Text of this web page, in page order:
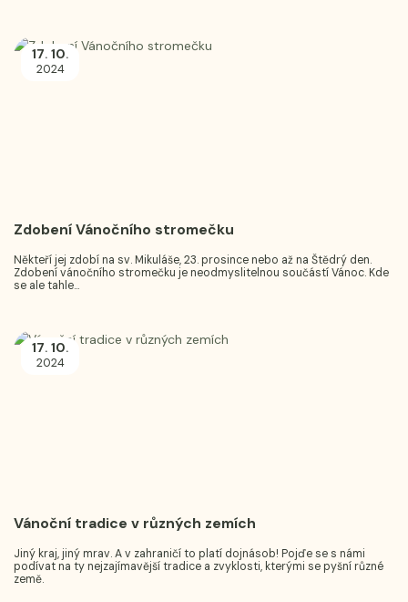
17. 10.
2024
Zdobení Vánočního stromečku
Někteří jej zdobí na sv. Mikuláše, 23. prosince nebo až na Štědrý den.
Zdobení vánočního stromečku je neodmyslitelnou součástí Vánoc. Kde
se ale tahle...
17. 10.
2024
Vánoční tradice v různých zemích
Jiný kraj, jiný mrav. A v zahraničí to platí dojnásob! Pojďe se s námi
podívat na ty nejzajímavější tradice a zvyklosti, kterými se pyšní různé
země.